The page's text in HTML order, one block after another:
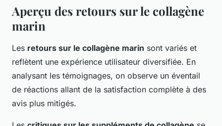
Aperçu des retours sur le collagène
marin
Les retours sur le collagène marin sont variés et
reflètent une expérience utilisateur diversifiée. En
analysant les témoignages, on observe un éventail
de réactions allant de la satisfaction complète à des
avis plus mitigés.